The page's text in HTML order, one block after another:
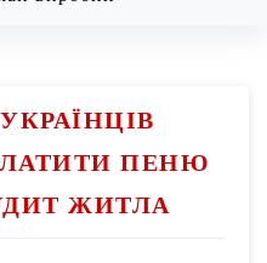
ПЕНЮ
ЖИТЛА